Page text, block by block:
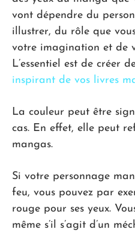
vont dépendre du
illustrer, du rôle que
votre imagination et de
L’essentiel est de créer
inspirant de vos livres
La couleur peut être
cas. En effet, elle peut
mangas.
Si votre personnage
feu, vous pouvez par
rouge pour ses yeux.
même s’il s’agit d’un